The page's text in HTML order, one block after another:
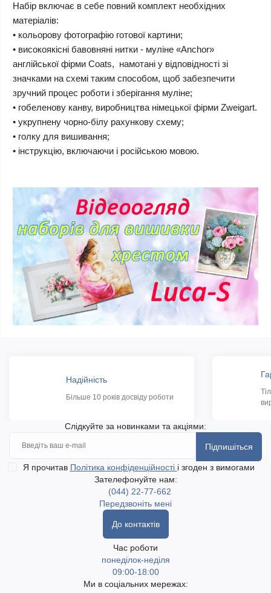
Набір включає в себе повний комплект необхідних
матеріалів:
• кольорову фотографію готової картини;
• високоякісні бавовняні нитки - муліне «Anchor»
англійської фірми Coats, намотані у відповідності зі
значками на схемі таким способом, щоб забезпечити
зручний процес роботи і зберігання муліне;
• гобеленову канву, виробництва німецької фірми Zweigart.
• укрупнену чорно-білу рахункову схему;
• голку для вишивання;
• інструкцію, включаючи і російською мовою.
Надійність
Більше 10 років досвіду роботи
Слідкуйте за новинками та акціями:
Підпишіться
Я прочитав Політика конфіденційності і згоден з вимогами
Зателефонуйте нам:
(044) 22-77-662
Передзвоніть мені
До контактів
Час роботи
понеділок-неділя
09:00-18:00
Ми в соціальних мережах: